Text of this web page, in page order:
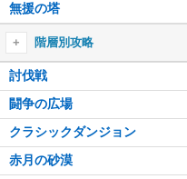
無援の塔
階層別攻略
23階
25階
30階
32階
討伐戦
闘争の広場
クラシックダンジョン
赤月の砂漠